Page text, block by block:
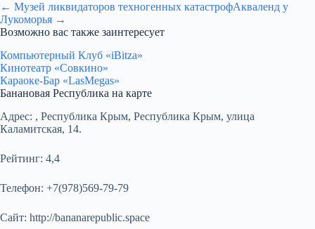
← Музей ликвидаторов техногенных катастрофАкваленд у
Лукоморья →
Возможно вас также заинтересует
Компьютерный Клуб «iBitza»
Кинотеатр «Совкино»
Караоке-Бар «LasMegas»
Банановая Республика на карте
Адрес: , Республика Крым, Республика Крым, улица
Каламитская, 14.
Рейтинг: 4,4
Телефон: +7(978)569-79-79
Сайт: http://bananarepublic.space